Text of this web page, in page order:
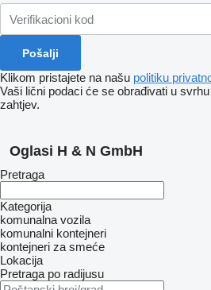
Klikom pristajete na našu politiku
Vaši lični podaci će se obrađivati ​​u
zahtjev.
Oglasi H & N GmbH
Pretraga
Kategorija
komunalna vozila
komunalni kontejneri
kontejneri za smeće
Lokacija
Pretraga po radijusu